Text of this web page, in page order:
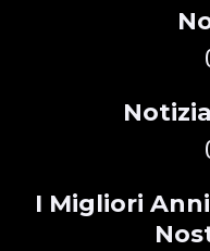
I Migliori